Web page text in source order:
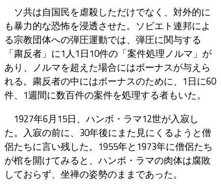
ソ共は自国民を虐殺しただけでなく、対外的に
も暴力的な恐怖を浸透させた。ソビエト連邦によ
る宗教団体への弾圧運動では、弾圧に関与する
「粛反者」に1人1日10件の「案件処理ノルマ」が
あり、ノルマを超えた場合にはボーナスが与えら
れる。粛反者の中にはボーナスのために、1日に60
件、1週間に数百件の案件を処理する者もいた。
1927年6月15日、ハンボ・ラマ12世が入寂し
た。入寂の前に、30年後にまた見にくるようと僧
侶たちに言い残した。1955年と1973年に僧侶たち
が棺を開けてみると、ハンボ・ラマの肉体は腐敗
しておらず、坐禅の姿勢のままであった。